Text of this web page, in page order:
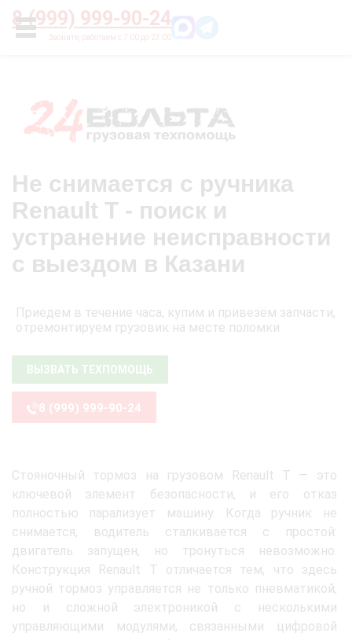
8 (999) 999-90-24
УСЛУГИ
Главная О нас Цены
Не снимается с ручника
Renault T - поиск и
устранение неисправности
с выездом в Казани
Приедем в течение часа, купим и привезём запчасти,
отремонтируем грузовик на месте поломки
ВЫЗВАТЬ ТЕХПОМОЩЬ
8 (999) 999-90-24
Стояночный тормоз на грузовом Renault T — это
ключевой элемент безопасности, и его отказ
полностью парализует машину. Когда ручник не
снимается, водитель сталкивается с простой:
двигатель запущен, но тронуться невозможно.
Конструкция Renault T отличается тем, что здесь
ручной тормоз управляется не только пневматикой,
но и сложной электроникой с несколькими
управляющими модулями, связанными цифровой